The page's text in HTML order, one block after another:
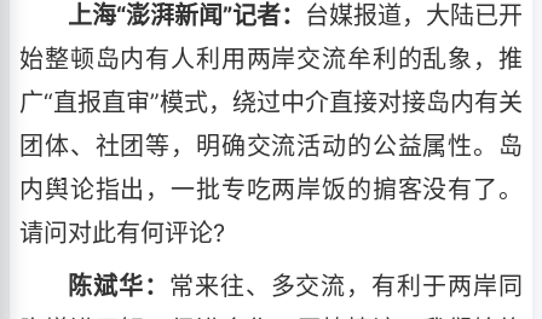
上海“澎湃新闻”记者： 台媒报道，大陆已开
始整顿岛内有人利用两岸交流牟利的乱象，推
广“直报直审”模式，绕过中介直接对接岛内有关
团体、社团等，明确交流活动的公益属性。岛
内舆论指出，一批专吃两岸饭的掮客没有了。
请问对此有何评论?
陈斌华： 常来往、多交流，有利于两岸同